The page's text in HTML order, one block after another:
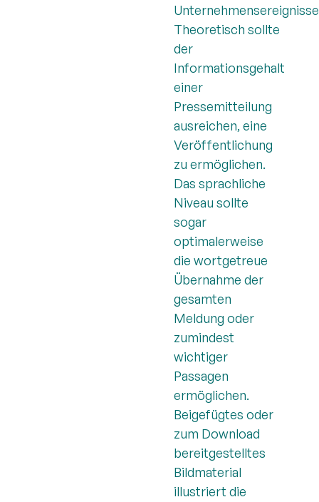
Theoretisch sollte
der
Informationsgehalt
einer
Pressemitteilung
ausreichen, eine
Veröffentlichung
zu ermöglichen.
Das sprachliche
Niveau sollte
sogar
optimalerweise
die wortgetreue
Übernahme der
gesamten
Meldung oder
zumindest
wichtiger
Passagen
ermöglichen.
Beigefügtes oder
zum Download
bereitgestelltes
Bildmaterial
illustriert die